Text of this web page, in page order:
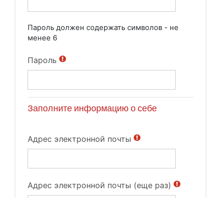
Пароль должен содержать символов - не
менее 6
Пароль
Заполните информацию о себе
Адрес электронной почты
Адрес электронной почты (еще раз)